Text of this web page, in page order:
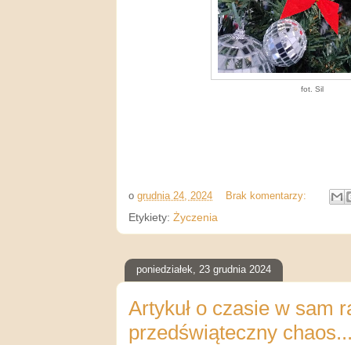
fot. Sil
o grudnia 24, 2024
Brak komentarzy:
Etykiety: Życzenia
poniedziałek, 23 grudnia 2024
Artykuł o czasie w sam
przedświąteczny